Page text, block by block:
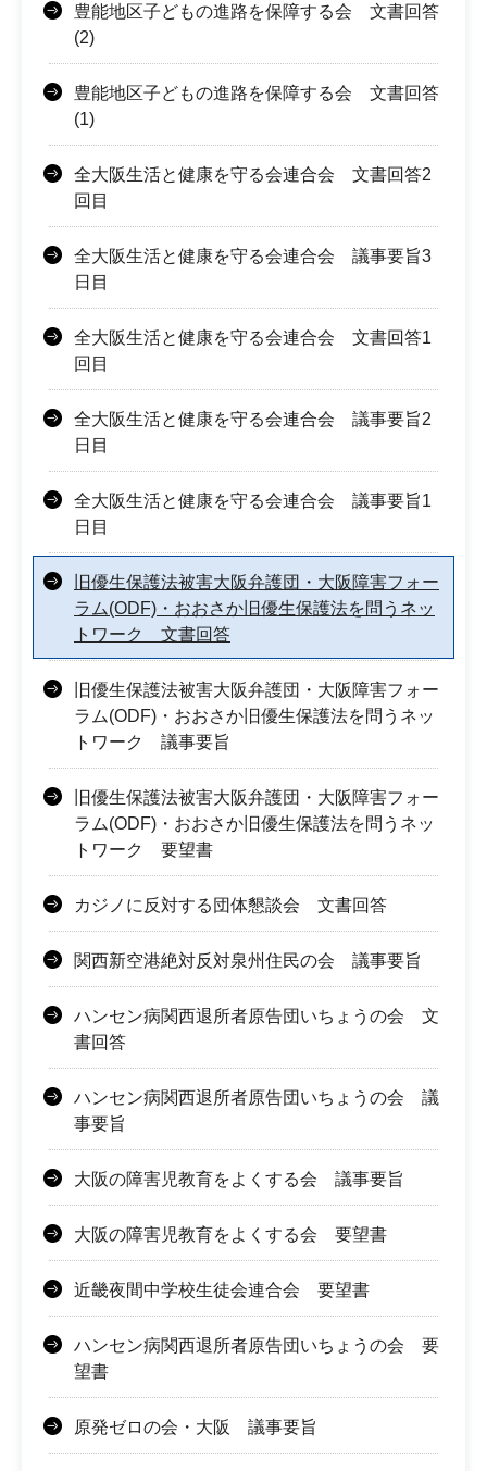
豊能地区子どもの進路を保障する会 文書回答
(2)
豊能地区子どもの進路を保障する会 文書回答
(1)
全大阪生活と健康を守る会連合会 文書回答2
回目
全大阪生活と健康を守る会連合会 議事要旨3
日目
全大阪生活と健康を守る会連合会 文書回答1
回目
全大阪生活と健康を守る会連合会 議事要旨2
日目
全大阪生活と健康を守る会連合会 議事要旨1
日目
旧優生保護法被害大阪弁護団・大阪障害フォー
ラム(ODF)・おおさか旧優生保護法を問うネッ
トワーク 文書回答
旧優生保護法被害大阪弁護団・大阪障害フォー
ラム(ODF)・おおさか旧優生保護法を問うネッ
トワーク 議事要旨
旧優生保護法被害大阪弁護団・大阪障害フォー
ラム(ODF)・おおさか旧優生保護法を問うネッ
トワーク 要望書
カジノに反対する団体懇談会 文書回答
関西新空港絶対反対泉州住民の会 議事要旨
ハンセン病関西退所者原告団いちょうの会 文
書回答
ハンセン病関西退所者原告団いちょうの会 議
事要旨
大阪の障害児教育をよくする会 議事要旨
大阪の障害児教育をよくする会 要望書
近畿夜間中学校生徒会連合会 要望書
ハンセン病関西退所者原告団いちょうの会 要
望書
原発ゼロの会・大阪 議事要旨